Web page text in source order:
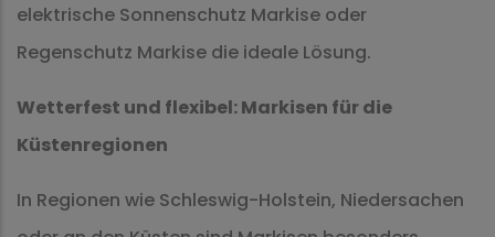
elektrische Sonnenschutz Markise oder
Regenschutz Markise die ideale Lösung.
Wetterfest und flexibel: Markisen für die
Küstenregionen
In Regionen wie Schleswig-Holstein, Niedersachen